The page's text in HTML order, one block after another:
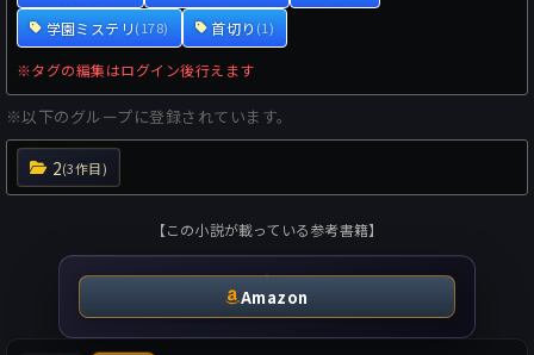
学園ミステリ(178) 首切り(1)
※タグの編集はログイン後行えます
※以下のグループに登録されています。
2(3作目)
【この小説が載っている参考書籍】
Amazon